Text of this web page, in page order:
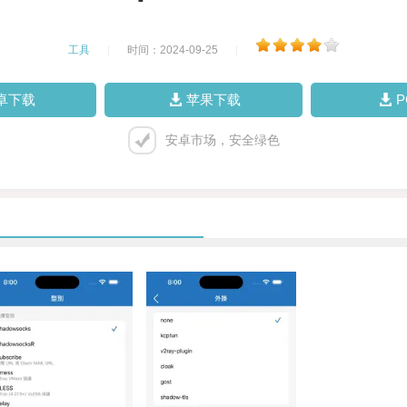
工具 时间：2024-09-25
下载 苹果下载
安卓市场，安全绿色